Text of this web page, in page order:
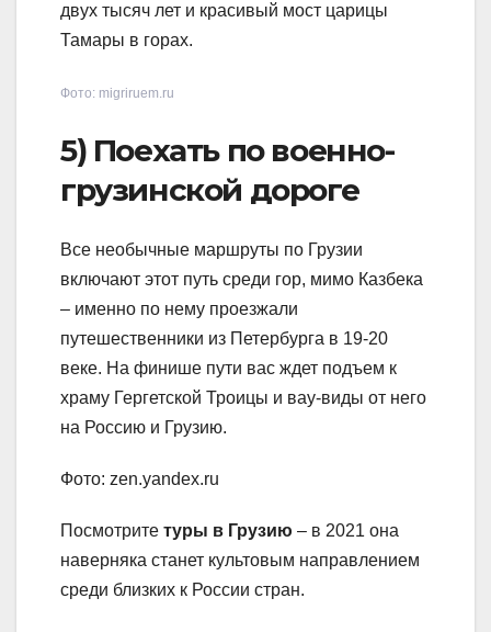
двух тысяч лет и красивый мост царицы
Тамары в горах.
Фото: migriruem.ru
5) Поехать по военно-
грузинской дороге
Все необычные маршруты по Грузии
включают этот путь среди гор, мимо Казбека
– именно по нему проезжали
путешественники из Петербурга в 19-20
веке. На финише пути вас ждет подъем к
храму Гергетской Троицы и вау-виды от него
на Россию и Грузию.
Фото: zen.yandex.ru
Посмотрите туры в Грузию – в 2021 она
наверняка станет культовым направлением
среди близких к России стран.